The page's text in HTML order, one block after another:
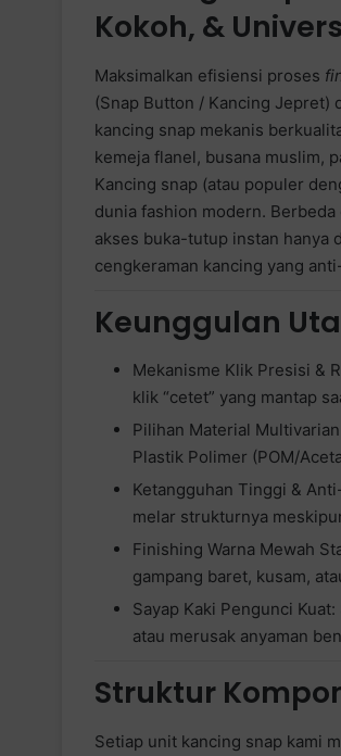
Kokoh, &
Maksimalkan efisiensi proses
(Snap Button / Kancing Jepret)
kancing snap mekanis
kemeja flanel, busana muslim,
Kancing snap (atau populer
dunia fashion modern.
akses buka-tutup instan hanya
cengkeraman kancing yang
Keunggulan
Mekanisme Klik Presisi &
klik “cetet” yang mantap
Pilihan Material
Plastik Polimer (POM/
Ketangguhan Tinggi &
melar strukturnya
Finishing Warna Mewah
gampang baret, kusam,
Sayap Kaki Pengunci
atau merusak anyaman
Struktur
Setiap unit kancing snap kami